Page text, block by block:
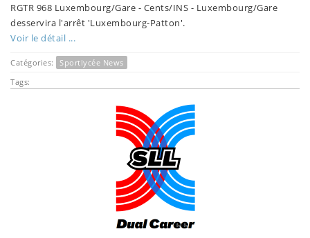
RGTR 968 Luxembourg/Gare - Cents/INS - Luxembourg/Gare
desservira l'arrêt 'Luxembourg-Patton'.
Voir le détail ...
Catégories:
Sportlycée News
Tags: